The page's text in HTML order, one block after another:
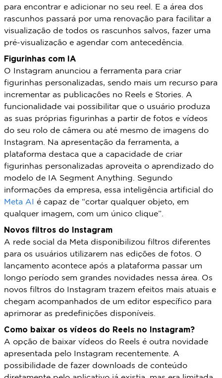
para encontrar e adicionar no seu reel. E a área dos
rascunhos passará por uma renovação para facilitar a
visualização de todos os rascunhos salvos, fazer uma
pré-visualização e agendar com antecedência.
Figurinhas com IA
O Instagram anunciou a ferramenta para criar
figurinhas personalizadas, sendo mais um recurso para
incrementar as publicações no Reels e Stories. A
funcionalidade vai possibilitar que o usuário produza
as suas próprias figurinhas a partir de fotos e vídeos
do seu rolo de câmera ou até mesmo de imagens do
Instagram. Na apresentação da ferramenta, a
plataforma destaca que a capacidade de criar
figurinhas personalizadas aproveita o aprendizado do
modelo de IA Segment Anything. Segundo
informações da empresa, essa inteligência artificial do
Meta AI
é capaz de “cortar qualquer objeto, em
qualquer imagem, com um único clique”.
Novos filtros do Instagram
A rede social da Meta disponibilizou filtros diferentes
para os usuários utilizarem nas edições de fotos. O
lançamento acontece após a plataforma passar um
longo período sem grandes novidades nessa área. Os
novos filtros do Instagram trazem efeitos mais atuais e
chegam acompanhados de um editor específico para
aprimorar as predefinições disponíveis.
Como baixar os vídeos do Reels no Instagram?
A opção de baixar vídeos do Reels é outra novidade
apresentada pelo Instagram recentemente. A
possibilidade de fazer downloads de conteúdo